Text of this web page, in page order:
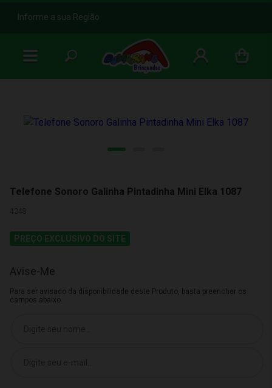
b
Informe a sua Região
Telefone Sonoro Galinha Pintadinha Mini Elka 1087
4348
PREÇO EXCLUSIVO DO SITE
Avise-Me
Para ser avisado da disponibilidade deste Produto, basta preencher os
campos abaixo.